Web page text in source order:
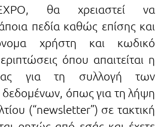
θα χρειαστεί να
πεδία καθώς επίσης και
χρήστη και κωδικό
όπου απαιτείται η
για τη συλλογή των
όπως για τη λήψη
(“newsletter”) σε τακτική